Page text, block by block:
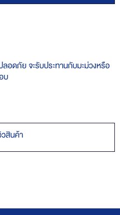
ลอดภัย จะรับประทานกับมะม่วงหรือ
บ
สินค้า